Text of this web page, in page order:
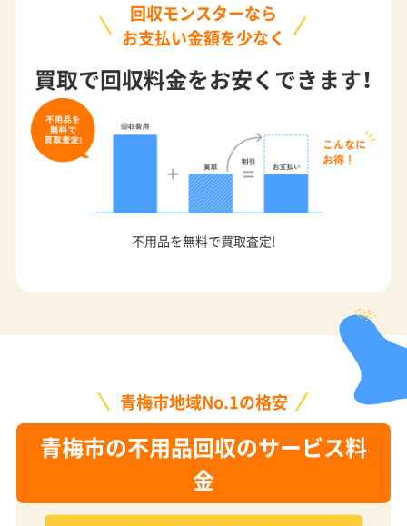
回収モンスターなら
お支払い金額を少なく
買取で回収料金をお安くできます！
不用品を無料で買取査定!
青梅市地域No.1の格安
青梅市の不用品回収のサービス料
金